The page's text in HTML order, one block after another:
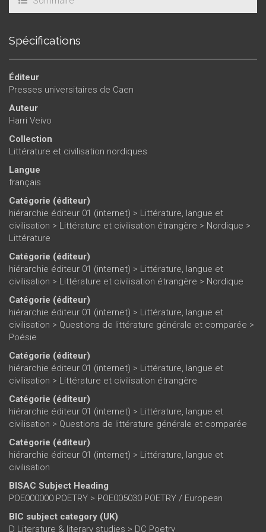
Spécifications
Éditeur
Presses universitaires de Caen
Auteur
Harri Veivo
Collection
Littérature et civilisation nordiques
Langue
français
Catégorie (éditeur)
hiérarchie éditeur 01 (internet) > Littérature, langue et
civilisation > Littérature et civilisation étrangère > Nordique >
Littérature
Catégorie (éditeur)
hiérarchie éditeur 01 (internet) > Littérature, langue et
civilisation > Littérature et civilisation étrangère > Nordique
Catégorie (éditeur)
hiérarchie éditeur 01 (internet) > Littérature, langue et
civilisation > Questions de littérature générale et comparée >
Poésie
Catégorie (éditeur)
hiérarchie éditeur 01 (internet) > Littérature, langue et
civilisation > Littérature et civilisation étrangère
Catégorie (éditeur)
hiérarchie éditeur 01 (internet) > Littérature, langue et
civilisation > Questions de littérature générale et comparée
Catégorie (éditeur)
hiérarchie éditeur 01 (internet) > Littérature, langue et
civilisation
BISAC Subject Heading
POE000000 POETRY > POE005030 POETRY / European
BIC subject category (UK)
D Literature & literary studies > DC Poetry